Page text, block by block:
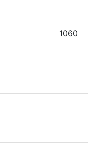
1060